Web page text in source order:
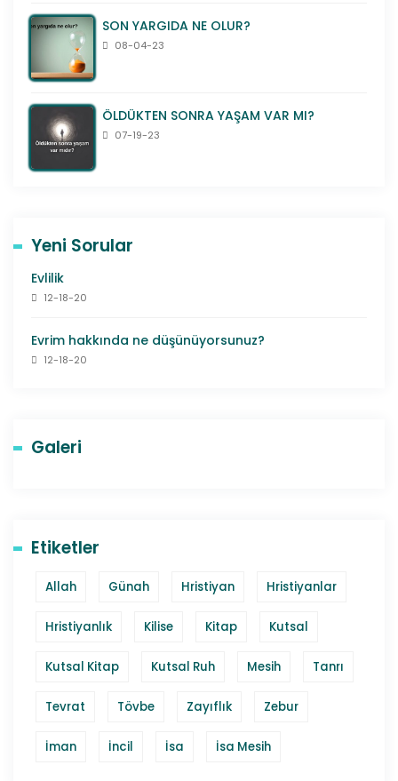
SON YARGIDA NE OLUR?
08-04-23
ÖLDÜKTEN SONRA YAŞAM VAR MI?
07-19-23
Yeni Sorular
Evlilik
12-18-20
Evrim hakkında ne düşünüyorsunuz?
12-18-20
Galeri
Etiketler
Allah Günah Hristiyan Hristiyanlar
Hristiyanlık Kilise Kitap Kutsal
Kutsal Kitap Kutsal Ruh Mesih Tanrı
Tevrat Tövbe Zayıflık Zebur
İman İncil İsa İsa Mesih